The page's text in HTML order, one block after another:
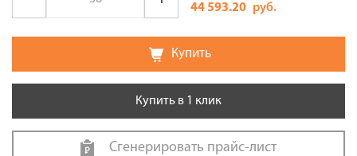
44 593.20 руб.
Купить
Купить в 1 клик
Сгенерировать прайс-лист